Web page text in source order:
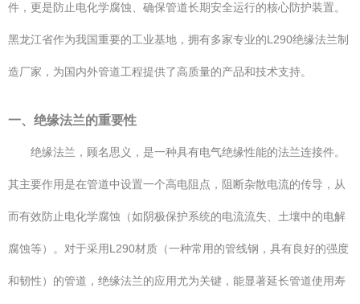
件，更是防止电化学腐蚀、确保管道长期安全运行的核心防护装置。
黑龙江省作为我国重要的工业基地，拥有多家专业的L290绝缘法兰制
造厂家，为国内外管道工程提供了高质量的产品和技术支持。
一、绝缘法兰的重要性
绝缘法兰，顾名思义，是一种具有电气绝缘性能的法兰连接件。
其主要作用是在管道中设置一个高电阻点，阻断杂散电流的传导，从
而有效防止电化学腐蚀（如阴极保护系统的电流流失、土壤中的电解
腐蚀等）。对于采用L290材质（一种常用的管线钢，具有良好的强度
和韧性）的管道，绝缘法兰的应用尤为关键，能显著延长管道使用寿